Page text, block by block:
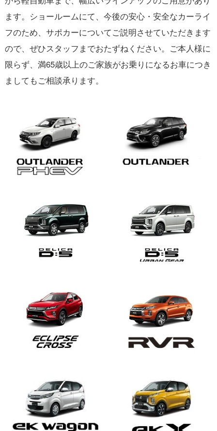
ます。ショールームにて、今後の安心・安全なカーライ
フのため、サポカーについてご説明させていただきます
ので、ぜひスタッフまでおたずねください。ご本人様に
限らず、満65歳以上のご家族がお乗りになるお車につき
ましてもご相談承ります。